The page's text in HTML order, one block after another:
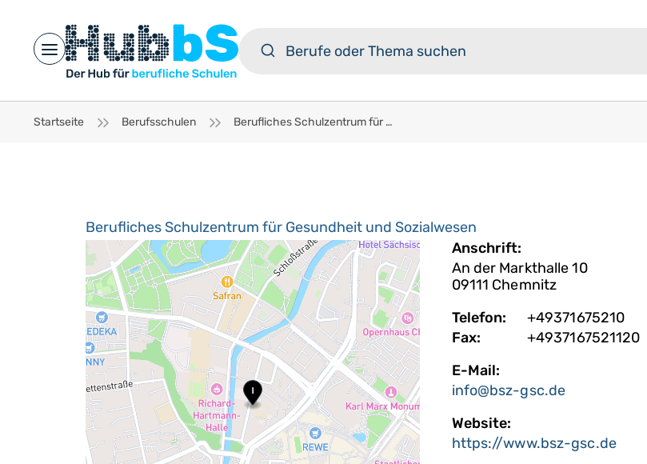
Open main menu
Startseite Berufsschulen Berufliches Schulzentrum für Gesundheit und Sozialwesen
Berufliches Schulzentrum für Gesundheit und Sozialwesen
Anschrift:
An der Markthalle 10
09111 Chemnitz
Telefon:
+49371675210
Fax:
+4937167521120
E-Mail:
info@bsz-gsc.de
Website:
https://www.bsz-gsc.de